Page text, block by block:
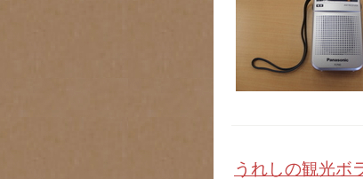
うれしの観光ボ